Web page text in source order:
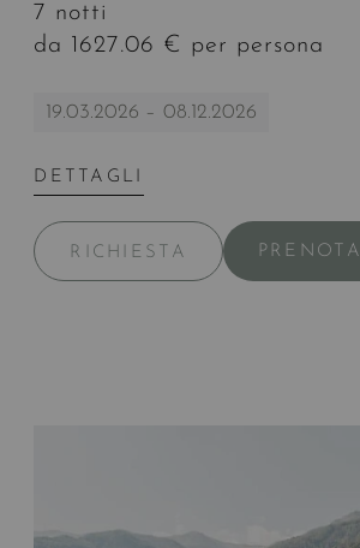
7 notti
da 1627.06 € per persona
19.03.2026 – 08.12.2026
DETTAGLI
RICHIESTA PRENOTA